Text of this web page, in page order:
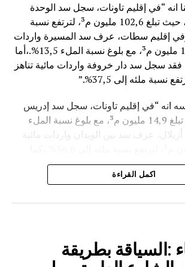
انه “في إقليم تاونات، سجل سد الوحدة
أعلى واردات مائية، حيث تبلغ 102,6 مليون م³، لترتفع نسبة
71,4%.،وفي إقليم سطات، عرف سد المسيرة واردات
مائية تصل إلى 18,4 مليون م³، مع بلوغ نسبة الملء 13,5%.،أما
فقد سجل سد دار خروفة واردات مائية تناهز
انه “في إقليم تاونات، سجل سد إدريس
الأول واردات مائية تبلغ 14,9 مليون م³، مع بلوغ نسبة الملء
أزيلال، عرف سد بين الويدان واردات مائية
الإيجابي على الثروة المائية
عموما ووقعها الايجابي على الفلاحة بعد
اكمل القراءة
:السياقة بطريقة